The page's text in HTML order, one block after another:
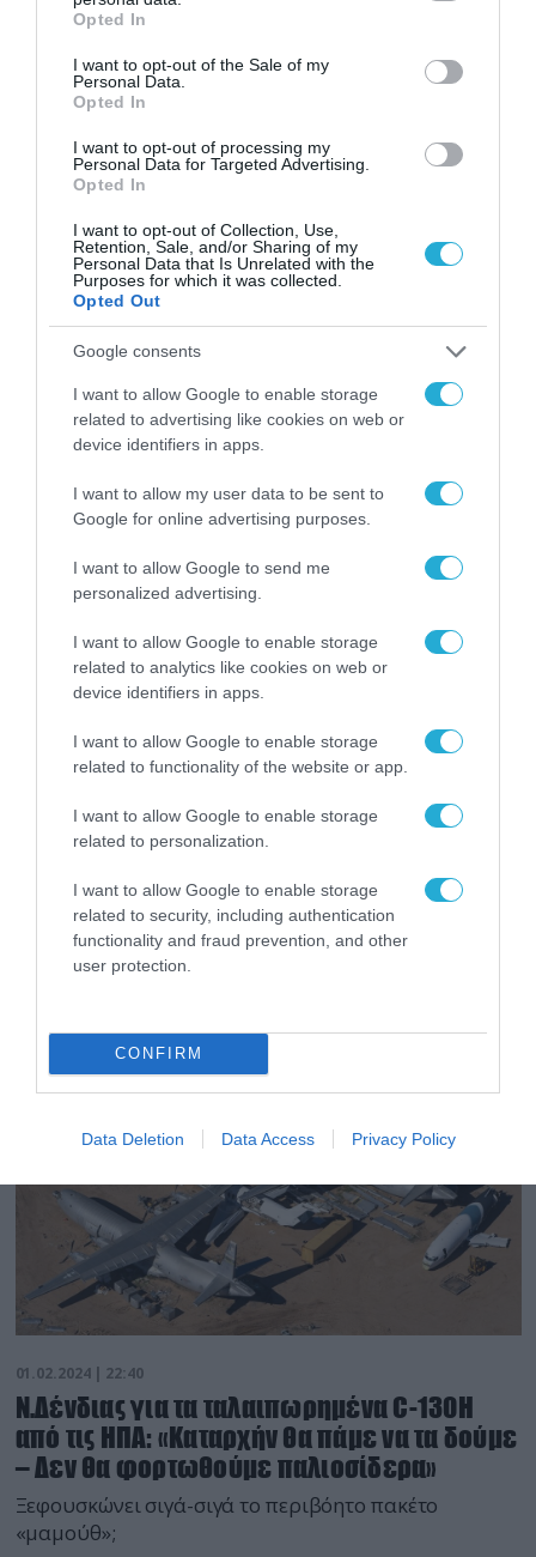
grant or deny consent to Google and its third-party tags to
use your data for below specified purposes in below Google
consent section.
Opted In
I want to opt-out of the Sale of my
Personal Data.
Opted In
I want to opt-out of processing my
Personal Data for Targeted Advertising.
Opted In
I want to opt-out of Collection, Use,
Retention, Sale, and/or Sharing of my
Personal Data that Is Unrelated with the
Purposes for which it was collected.
Opted Out
Google consents
I want to allow Google to enable storage
related to advertising like cookies on web or
device identifiers in apps.
I want to allow my user data to be sent to
Google for online advertising purposes.
I want to allow Google to send me
personalized advertising.
I want to allow Google to enable storage
related to analytics like cookies on web or
device identifiers in apps.
I want to allow Google to enable storage
related to functionality of the website or app.
I want to allow Google to enable storage
related to personalization.
I want to allow Google to enable storage
related to security, including authentication
functionality and fraud prevention, and other
user protection.
CONFIRM
Data Deletion Data Access Privacy Policy
21.07.2024 | 13:08
Ρ.Τ.Ερντογάν: «Ο Κ.Μητσοτάκης να βάλει στη
θέση του τον Ν.Δένδια»
«Δεν μπορεί να υπάρξει πιο θρασύς και απρεπής
έκφραση από το να σηκώνεται και να λέει ότι οι
Τούρκοι είναι κατακτητές εκεί»
Συνάντηση Ν.Δένδια με τον CEO της Lockheed
Martin – Συζήτησαν για F-16 και F-35
Τι ανέφερε ο ΥΕΘΑ
01.02.2024 | 22:40
Ν.Δένδιας για τα ταλαιπωρημένα C-130H
από τις ΗΠΑ: «Καταρχήν θα πάμε να τα δούμε
– Δεν θα φορτωθούμε παλιοσίδερα»
Ξεφουσκώνει σιγά-σιγά το περιβόητο πακέτο
«μαμούθ»;